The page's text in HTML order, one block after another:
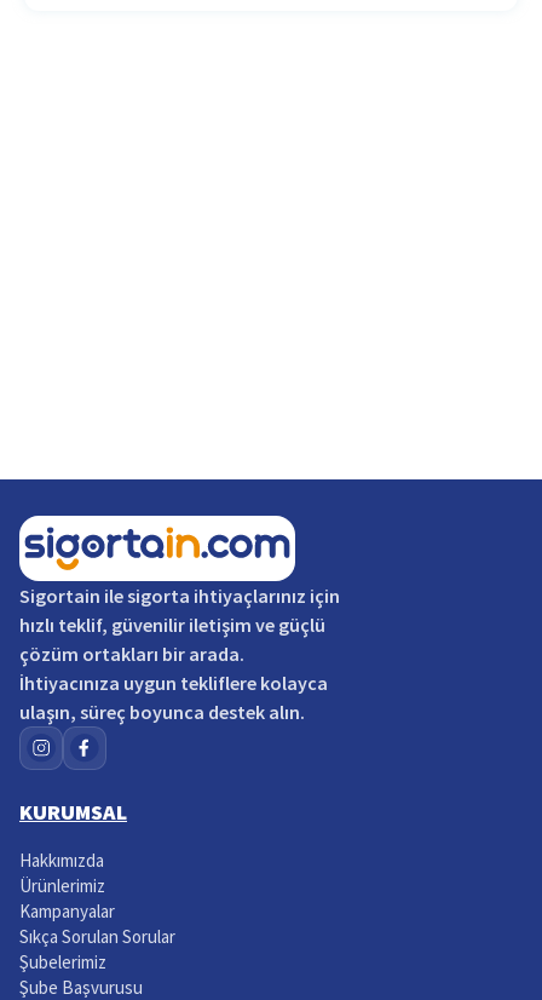
Sigortain ile sigorta ihtiyaçlarınız için
hızlı teklif, güvenilir iletişim ve güçlü
çözüm ortakları bir arada.
İhtiyacınıza uygun tekliflere kolayca
ulaşın, süreç boyunca destek alın.
KURUMSAL
Hakkımızda
Ürünlerimiz
Kampanyalar
Sıkça Sorulan Sorular
Şubelerimiz
Şube Başvurusu